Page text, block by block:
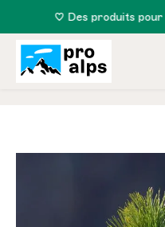
principal
♡ Des produits